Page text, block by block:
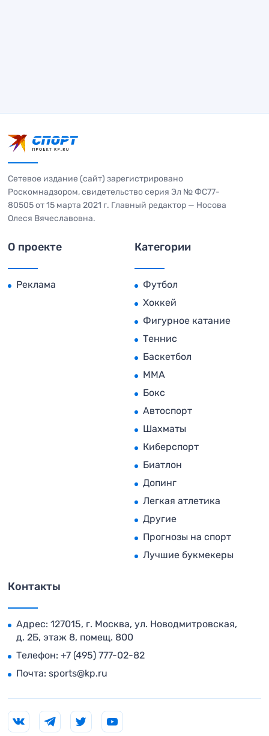
Сетевое издание (сайт) зарегистрировано
Роскомнадзором, свидетельство серия Эл № ФС77-
80505 от 15 марта 2021 г. Главный редактор — Носова
Олеся Вячеславовна.
О проекте
Реклама
Категории
Футбол
Хоккей
Фигурное катание
Теннис
Баскетбол
MMA
Бокс
Автоспорт
Шахматы
Киберспорт
Биатлон
Допинг
Легкая атлетика
Другие
Прогнозы на спорт
Лучшие букмекеры
Контакты
Адрес: 127015, г. Москва, ул. Новодмитровская,
д. 2Б, этаж 8, помещ. 800
Телефон: +7 (495) 777-02-82
Почта: sports@kp.ru